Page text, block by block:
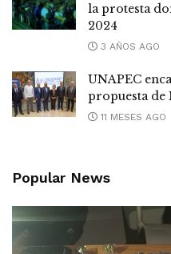
la protesta
2024
3 AÑOS AGO
UNAPEC
propuesta de
11 MESES AGO
Popular News